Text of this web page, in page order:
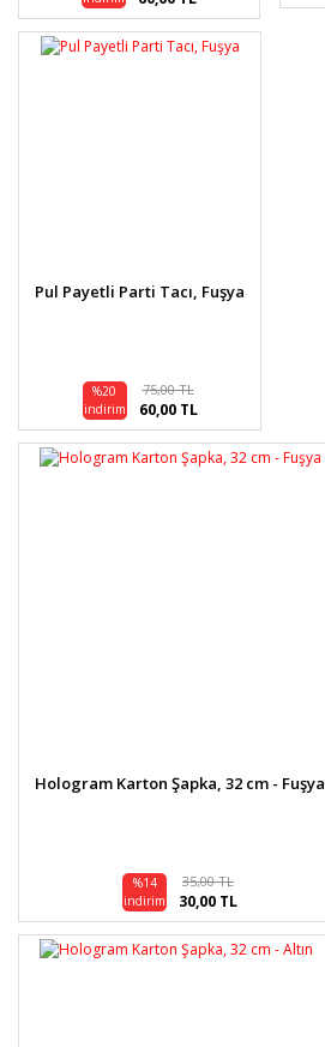
Pul Payetli Parti Tacı, Fuşya
%20
indirim
75,00 TL
60,00 TL
Hologram Karton Şapka, 32 cm - Fuşya
%14
indirim
35,00 TL
30,00 TL